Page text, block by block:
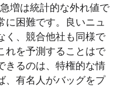
増は統計的な外れ値で
に困難です。良いニュ
く、競合他社も同様で
れを予測することはで
きるのは、特権的な情
、有名人がバッグをプ